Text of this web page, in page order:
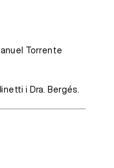
Torrente
i Dra. Bergés.